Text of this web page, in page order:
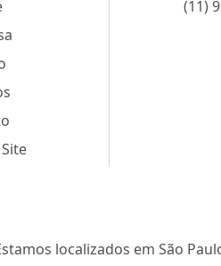
(11)
localizados em São